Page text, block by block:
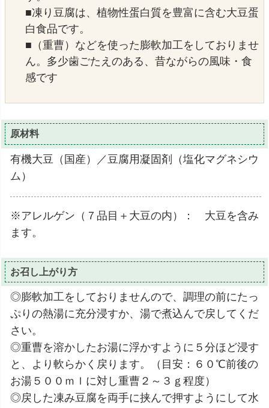
■凍り豆腐は、植物性蛋白質を豊富に含む大豆蛋
白食品です。
■（重曹）などを使った膨軟加工をしておりませ
ん。多少歯ごたえのある、昔ながらの風味・食
感です
原材料
有機大豆（国産）／豆腐用凝固剤（塩化マグネシウ
ム）
※アレルゲン（７品目＋大豆の内）： 大豆を含み
ます。
お召し上がり方
◎膨軟加工をしておりませんので、調理の前にたっ
ぷりの熱湯に充分浸すか、湯で煮込んで戻してくだ
さい。
◎重曹を溶かしたお湯に浮かすように５分ほど浸す
と、より軟らかく戻ります。（目安：６０℃前後の
お湯５００ｍｌに対し重曹２～３ｇ程度）
◎戻した凍み豆腐を両手に挟んで押すようにして水